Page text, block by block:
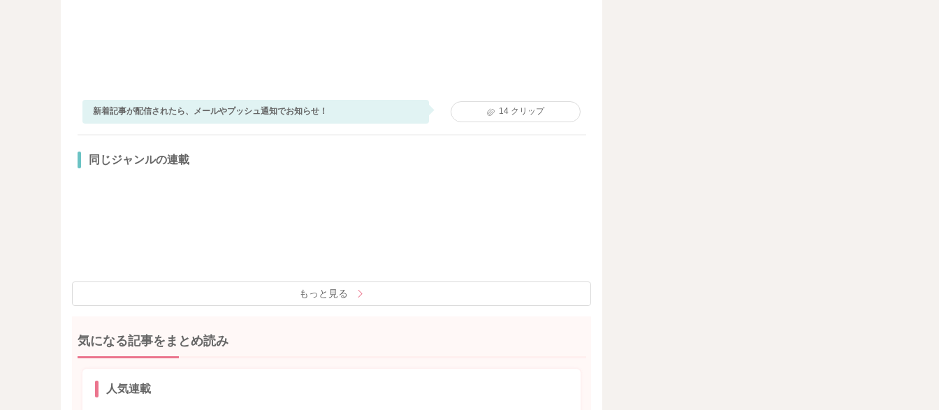
新着記事が配信されたら、メールやプッシュ通知でお知らせ！ 14クリップ
同じジャンルの連載
もっと見る
気になる記事をまとめ読み
人気連載